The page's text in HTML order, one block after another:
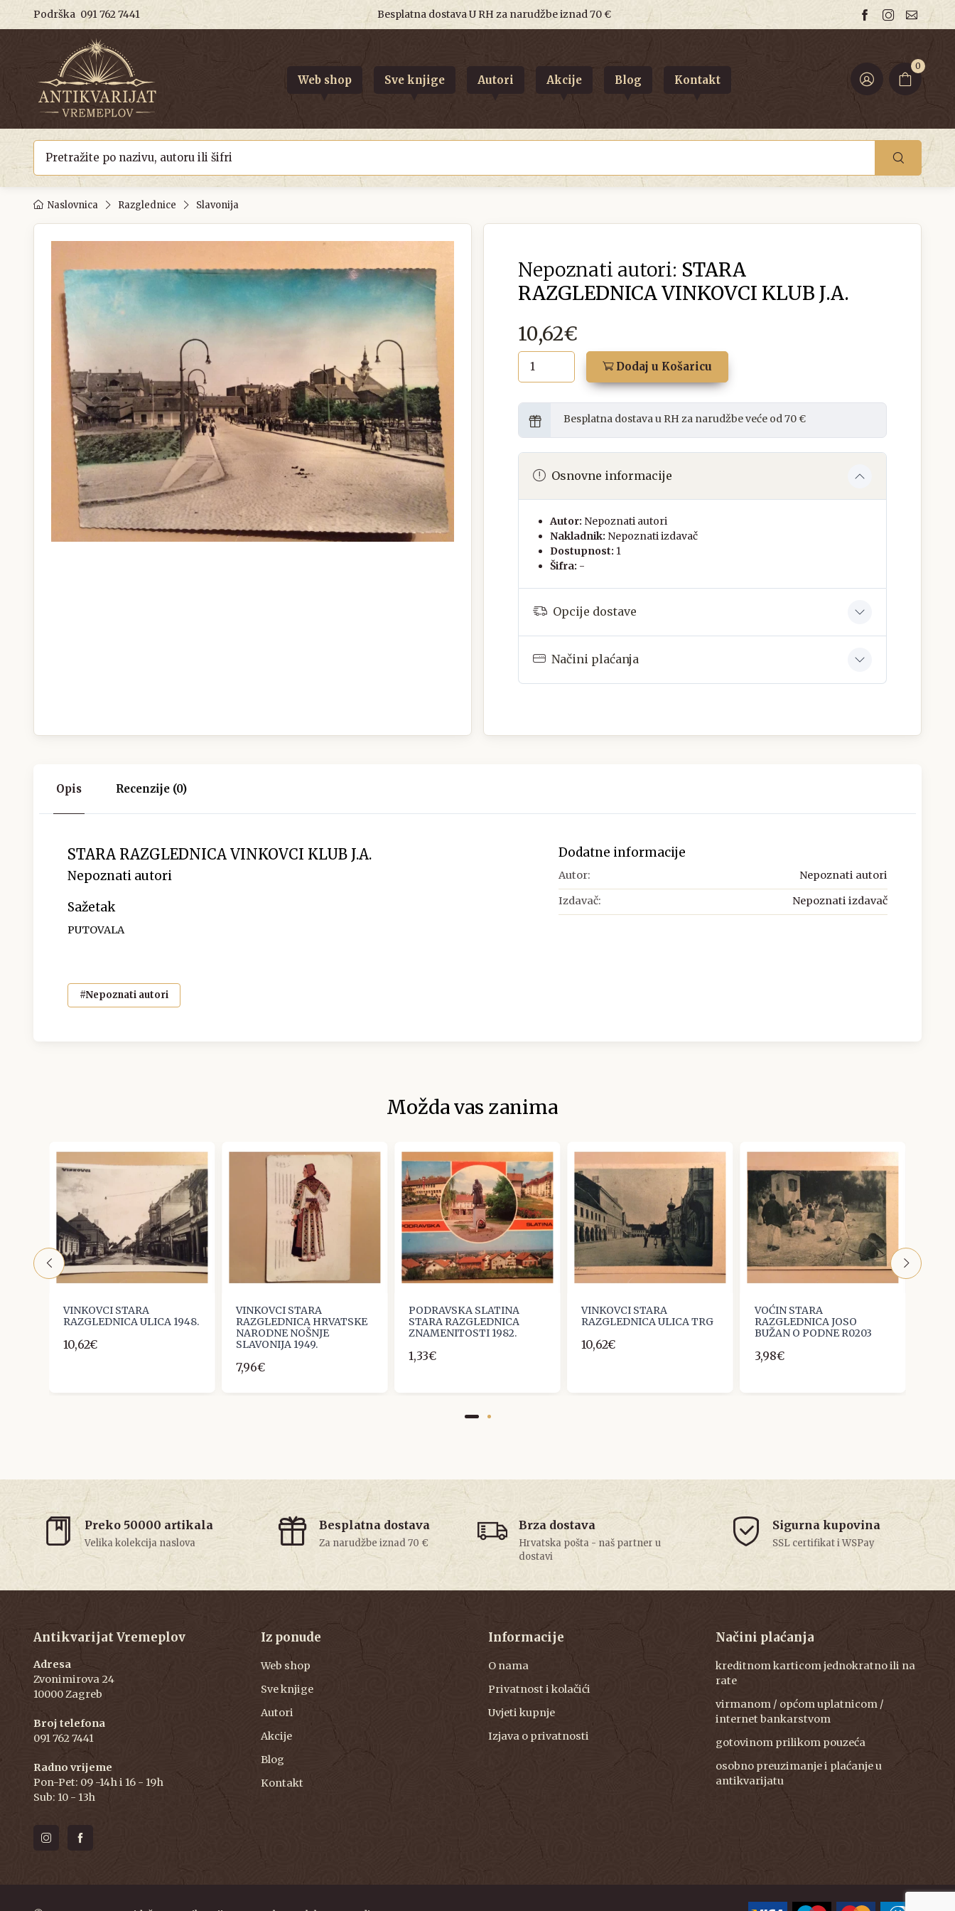
Podrška 091 762 7441 Besplatna dostava U RH za narudžbe iznad 70 €
0
Web shop Sve knjige Autori Akcije Blog Kontakt
Naslovnica Razglednice Slavonija
Nepoznati autori: STARA
RAZGLEDNICA VINKOVCI KLUB J.A.
10,62€
Dodaj u Košaricu
Besplatna dostava u RH za narudžbe veće od 70 €
Osnovne informacije
Autor: Nepoznati autori
Nakladnik: Nepoznati izdavač
Dostupnost: 1
Šifra: -
Opcije dostave
Načini plaćanja
Opis Recenzije (0)
STARA RAZGLEDNICA VINKOVCI KLUB J.A.
Nepoznati autori
Sažetak
PUTOVALA
#Nepoznati autori
Dodatne informacije
Autor: Nepoznati autori
Izdavač: Nepoznati izdavač
Možda vas zanima
VINKOVCI STARA
RAZGLEDNICA ULICA 1948.
10,62€
VINKOVCI STARA
RAZGLEDNICA HRVATSKE
NARODNE NOŠNJE
SLAVONIJA 1949.
7,96€
PODRAVSKA SLATINA
STARA RAZGLEDNICA
ZNAMENITOSTI 1982.
1,33€
VINKOVCI STARA
RAZGLEDNICA ULICA TRG
10,62€
VOĆIN STARA
RAZGLEDNICA JOSO
BUŽAN O PODNE R0203
3,98€
Preko 50000 artikala
Velika kolekcija naslova
Besplatna dostava
Za narudžbe iznad 70 €
Brza dostava
Hrvatska pošta - naš partner u
dostavi
Sigurna kupovina
SSL certifikat i WSPay
Antikvarijat Vremeplov
Adresa
Zvonimirova 24
10000 Zagreb
Broj telefona
091 762 7441
Radno vrijeme
Pon-Pet: 09 -14h i 16 - 19h
Sub: 10 - 13h
Iz ponude
Web shop
Sve knjige
Autori
Akcije
Blog
Kontakt
Informacije
O nama
Privatnost i kolačići
Uvjeti kupnje
Izjava o privatnosti
Načini plaćanja
kreditnom karticom jednokratno ili na
rate
virmanom / općom uplatnicom /
internet bankarstvom
gotovinom prilikom pouzeća
osobno preuzimanje i plaćanje u
antikvarijatu